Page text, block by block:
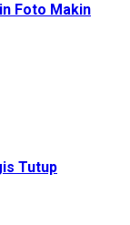
Foto Makin
Tutup